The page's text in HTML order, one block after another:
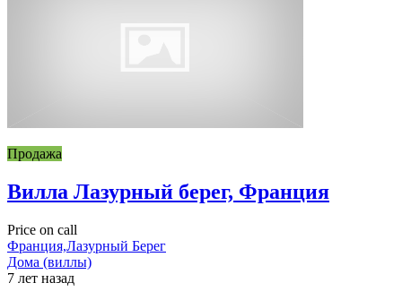
Продажа
Вилла Лазурный берег, Франция
Price on call
Франция,Лазурный Берег
Дома (виллы)
7 лет назад